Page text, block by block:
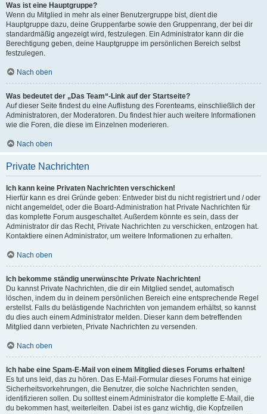
Was ist eine Hauptgruppe?
Wenn du Mitglied in mehr als einer Benutzergruppe bist, dient die
Hauptgruppe dazu, deine Gruppenfarbe sowie den Gruppenrang, der bei dir
standardmäßig angezeigt wird, festzulegen. Ein Administrator kann dir die
Berechtigung geben, deine Hauptgruppe im persönlichen Bereich selbst
festzulegen.
Nach oben
Was bedeutet der „Das Team“-Link auf der Startseite?
Auf dieser Seite findest du eine Auflistung des Forenteams, einschließlich der
Administratoren, der Moderatoren. Du findest hier auch weitere Informationen
wie die Foren, die diese im Einzelnen moderieren.
Nach oben
Private Nachrichten
Ich kann keine Privaten Nachrichten verschicken!
Hierfür kann es drei Gründe geben: Entweder bist du nicht registriert und / oder
nicht angemeldet, oder die Board-Administration hat Private Nachrichten für
das komplette Forum ausgeschaltet. Außerdem könnte es sein, dass der
Administrator dir das Recht, Private Nachrichten zu verschicken, entzogen hat.
Kontaktiere einen Administrator, um weitere Informationen zu erhalten.
Nach oben
Ich bekomme ständig unerwünschte Private Nachrichten!
Du kannst Private Nachrichten, die dir ein Mitglied sendet, automatisch
löschen, indem du in deinem persönlichen Bereich eine entsprechende Regel
erstellst. Falls du belästigende Nachrichten von jemandem erhältst, so kannst
du dies auch einem Administrator melden. Dieser kann dem betreffenden
Mitglied dann verbieten, Private Nachrichten zu versenden.
Nach oben
Ich habe eine Spam-E-Mail von einem Mitglied dieses Forums erhalten!
Es tut uns leid, das zu hören. Das E-Mail-Formular dieses Forums hat einige
Sicherheitsvorkehrungen, die Benutzer, die solche Nachrichten senden,
identifizieren sollen. Du solltest einem Administrator die komplette E-Mail, die
du bekommen hast, weiterleiten. Dabei ist es ganz wichtig, die Kopfzeilen